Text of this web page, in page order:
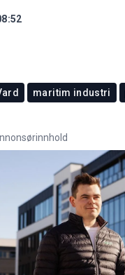
maritim industri